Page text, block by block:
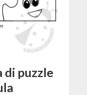
di puzzle